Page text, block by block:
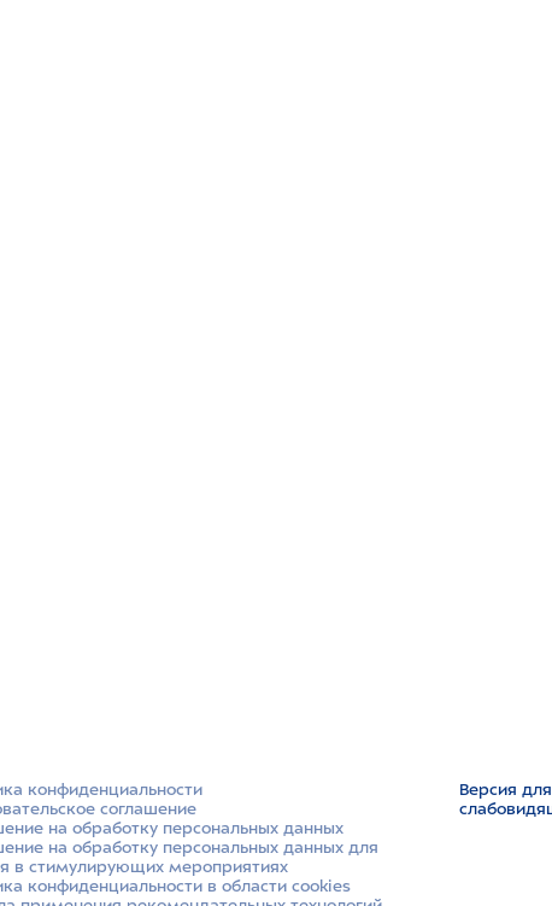
конфиденциальности
соглашение
на обработку персональных данных
на обработку персональных данных для
в стимулирующих мероприятиях
конфиденциальности в области cookies
Версия для